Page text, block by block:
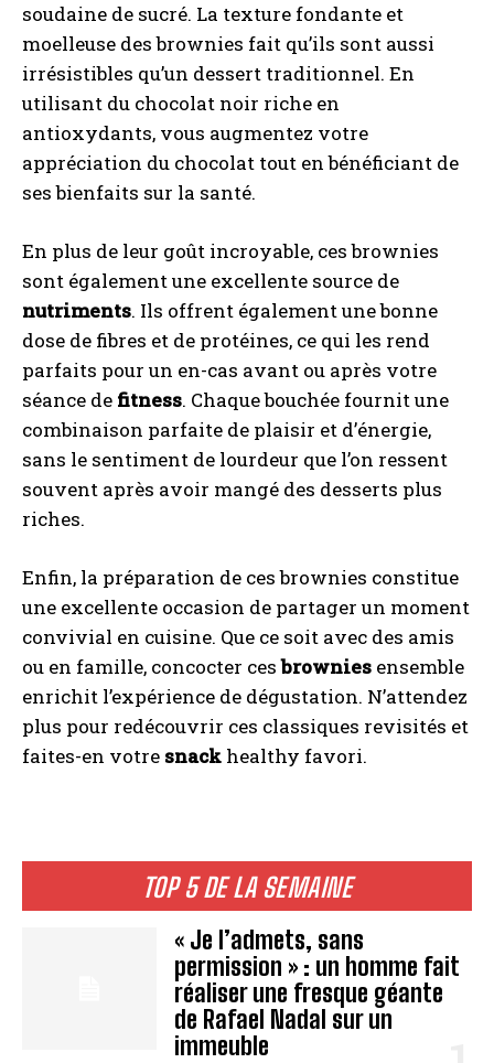
TOP 5 DE LA SEMAINE
« Je l’admets, sans
permission » : un homme fait
réaliser une fresque géante
de Rafael Nadal sur un
immeuble
soudaine de sucré. La texture fondante et
moelleuse des brownies fait qu’ils sont aussi
irrésistibles qu’un dessert traditionnel. En
utilisant du chocolat noir riche en
antioxydants, vous augmentez votre
appréciation du chocolat tout en bénéficiant de
ses bienfaits sur la santé.
En plus de leur goût incroyable, ces brownies
sont également une excellente source de
nutriments. Ils offrent également une bonne
dose de fibres et de protéines, ce qui les rend
parfaits pour un en-cas avant ou après votre
séance de fitness. Chaque bouchée fournit une
combinaison parfaite de plaisir et d’énergie,
sans le sentiment de lourdeur que l’on ressent
souvent après avoir mangé des desserts plus
riches.
Enfin, la préparation de ces brownies constitue
une excellente occasion de partager un moment
convivial en cuisine. Que ce soit avec des amis
ou en famille, concocter cesbrownies ensemble
enrichit l’expérience de dégustation. N’attendez
plus pour redécouvrir ces classiques revisités et
faites-en votre snack healthy favori.